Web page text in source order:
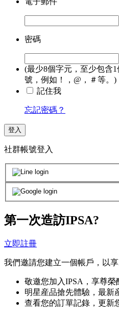
密碼
(最少8個字元，至少包含
號，例如！，@，＃等。)
記住我
忘記密碼？
登入
社群帳號登入
第一次造訪IPSA?
立即註冊
我們邀請您建立一個帳戶，以
敬邀您加入IPSA，享尊榮
明星産品搶先體驗，最新
查看您的訂單記錄，更新